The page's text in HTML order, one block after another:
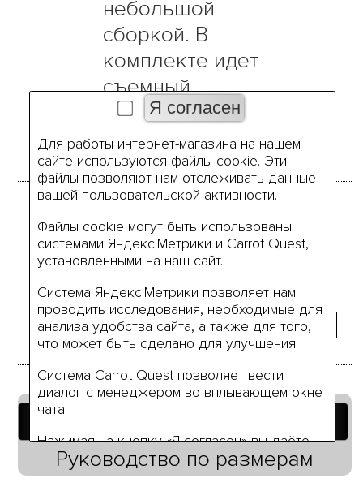
небольшой
сборкой. В
комплекте идет
съемный
юбочный
подклад.
Размеры
42
44 46 50
Руководство по размерам
Для работы интернет-магазина на нашем
сайте используются файлы cookie. Эти
файлы позволяют нам отслеживать данные
вашей пользовательской активности.
Файлы cookie могут быть использованы
системами Яндекс.Метрики и Carrot Quest,
установленными на наш сайт.
Система Яндекс.Метрики позволяет нам
проводить исследования, необходимые для
анализа удобства сайта, а также для того,
что может быть сделано для улучшения.
Система Carrot Quest позволяет вести
диалог с менеджером во вплывающем окне
чата.
Нажимая на кнопку «Я согласен» вы даёте
своё согласие на использование нами ваших
персональных данных (или данных вашей